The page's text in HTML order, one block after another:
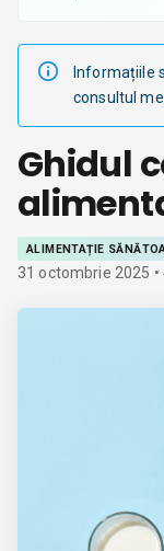
Informațiile
consultul
Ghidul
ALIMENTAȚIE
31 octombrie 2025 •